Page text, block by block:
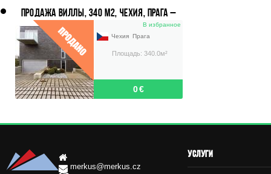
ПРОДАЖА ВИЛЛЫ, 340 М2, ЧЕХИЯ, ПРАГА –
ВОКОВИЦЕ, ЦЕНА 1 081 000 ЕВРО.В избранное
Чехия Прага
Площадь: 340.0м²
0 €
merkus@merkus.cz
УСЛУГИ